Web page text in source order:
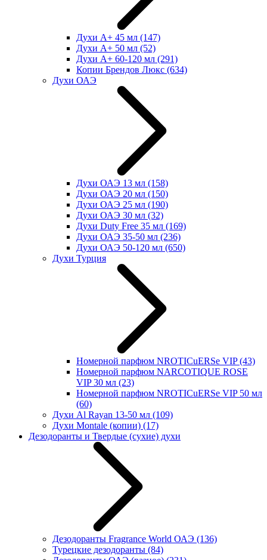
Духи А+ 45 мл (147)
Духи А+ 50 мл (52)
Духи А+ 60-120 мл (291)
Копии Брендов Люкс (634)
Духи ОАЭ
Духи ОАЭ 13 мл (158)
Духи ОАЭ 20 мл (150)
Духи ОАЭ 25 мл (190)
Духи ОАЭ 30 мл (32)
Духи Duty Free 35 мл (169)
Духи ОАЭ 35-50 мл (236)
Духи ОАЭ 50-120 мл (650)
Духи Турция
Номерной парфюм NROTICuERSe VIP(43)
Номерной парфюм NARCOTIQUE ROSE
VIP 30 мл (23)
Номерной парфюм NROTICuERSe VIP 50 мл
(60)
Духи Al Rayan 13-50 мл (109)
Духи Montale (копии) (17)
Дезодоранты и Твердые (сухие) духи
Дезодоранты Fragrance World ОАЭ (136)
Турецкие дезодоранты (84)